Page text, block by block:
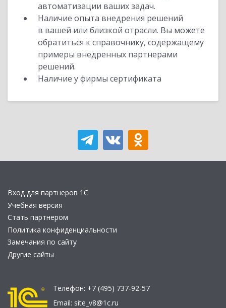
автоматизации ваших задач.
Наличие опыта внедрения решений
в вашей или близкой отрасли. Вы можете
обратиться к справочнику, содержащему
примеры внедренных партнерами
решений.
Наличие у фирмы сертификата
Вход для партнеров 1С
Учебная версия
Стать партнером
Политика конфиденциальности
Замечания по сайту
Другие сайты
Телефон: +7 (495) 737-92-57
Email: site_v8@1c.ru